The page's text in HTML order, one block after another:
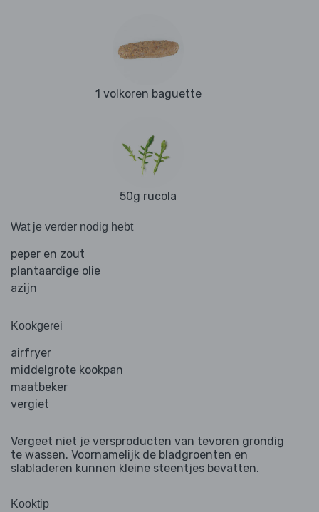
1 volkoren baguette
50g rucola
Wat je verder nodig hebt
peper en zout
plantaardige olie
azijn
Kookgerei
airfryer
middelgrote kookpan
maatbeker
vergiet
Vergeet niet je versproducten van tevoren grondig
te wassen. Voornamelijk de bladgroenten en
slabladeren kunnen kleine steentjes bevatten.
Kooktip